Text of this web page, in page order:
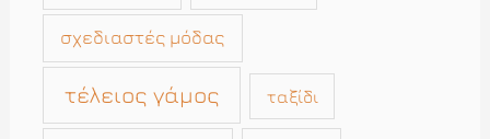
σχεδιαστές μόδας
τέλειος γάμος ταξίδι